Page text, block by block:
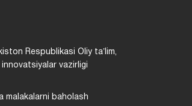
Respublikasi Oliy taʼlim,
innovatsiyalar vazirligi
malakalarni baholash